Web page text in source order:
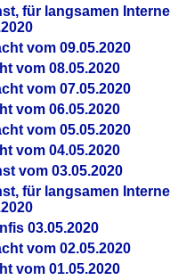
für langsamen
vom 09.05.2020
vom 08.05.2020
vom 07.05.2020
vom 06.05.2020
vom 05.05.2020
vom 04.05.2020
vom 03.05.2020
für langsamen
03.05.2020
vom 02.05.2020
vom 01.05.2020